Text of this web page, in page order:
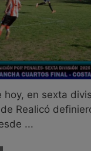
hoy, en sexta
Realicó
...